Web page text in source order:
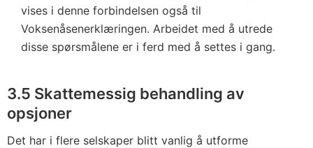
vises i denne forbindelsen også til
Voksenåsenerklæringen. Arbeidet med å utrede
disse spørsmålene er i ferd med å settes i gang.
3.5 Skattemessig behandling av
opsjoner
Det har i flere selskaper blitt vanlig å utforme